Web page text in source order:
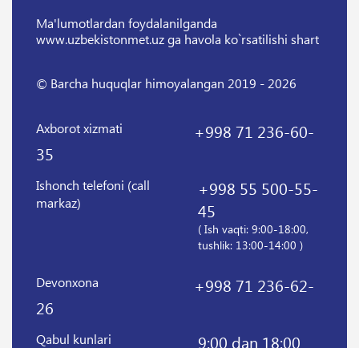
Ma'lumotlardan foydalanilganda
www.uzbekistonmet.uz ga havola ko`rsatilishi shart
© Barcha huquqlar himoyalangan 2019 - 2026
Axborot xizmati
+998 71 236-60-
35
Ishonch telefoni (call
markaz)
+998 55 500-55-
45
( Ish vaqti: 9:00-18:00,
tushlik: 13:00-14:00 )
Devonxona
+998 71 236-62-
26
Qabul kunlari 9:00 dan 18:00